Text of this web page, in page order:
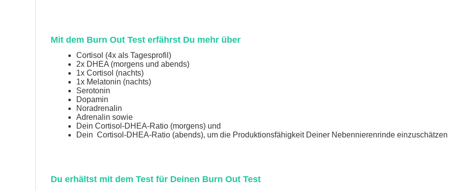
Mit dem Burn Out Test erfährst Du mehr über
Cortisol (4x als Tagesprofil)
2x DHEA (morgens und abends)
1x Cortisol (nachts)
1x Melatonin (nachts)
Serotonin
Dopamin
Noradrenalin
Adrenalin sowie
Dein Cortisol-DHEA-Ratio (morgens) und
Dein Cortisol-DHEA-Ratio (abends), um die Produktionsfähigkeit Deiner Nebennierenrinde einzuschätzen
Du erhältst mit dem Test für Deinen Burn Out Test